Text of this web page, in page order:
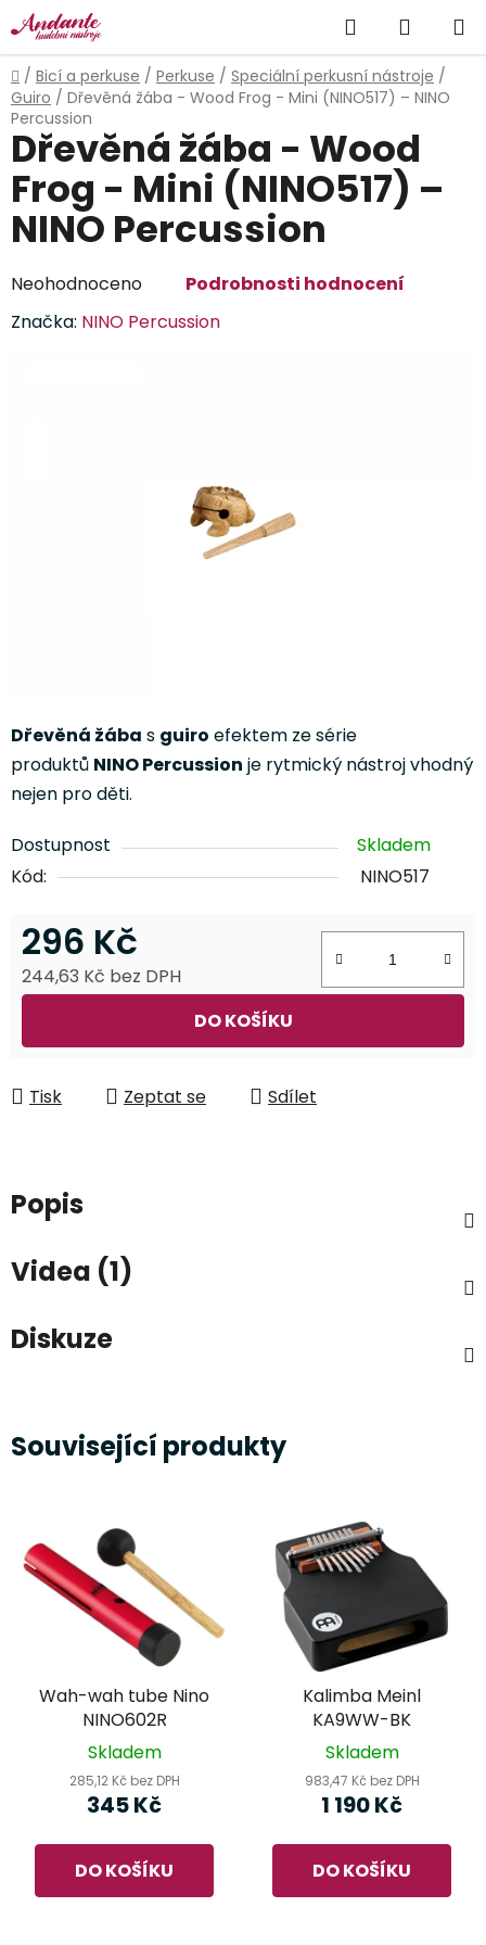
Přejít
na
obsah
Hledat
KOŠÍK
Domů
/ Bicí a perkuse / Perkuse / Speciální perkusní nástroje /
Guiro / Dřevěná žába - Wood Frog - Mini (NINO517) – NINO
Percussion
Dřevěná žába s guiro efektem ze série
produktů NINO Percussion je rytmický nástroj vhodný
nejen pro děti.
Dostupnost
Skladem
Kód:
NINO517
296 Kč
244,63 Kč bez DPH
DO KOŠÍKU
Tisk Zeptat se Sdílet
Dřevěná žába - Wood
Frog - Mini (NINO517) –
NINO Percussion
Průměrné
produktu
Neohodnoceno
Podrobnosti hodnocení
Značka: NINO Percussion
Popis
Videa (1)
Diskuze
Související produkty
Wah-wah tube Nino
NINO602R
Skladem
285,12 Kč bez DPH
345 Kč
DO KOŠÍKU
Kalimba Meinl
KA9WW-BK
Skladem
983,47 Kč bez DPH
1 190 Kč
DO KOŠÍKU